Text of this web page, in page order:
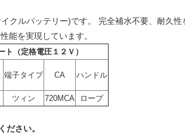
クルバッテリー)です。 完全補水不要、耐久
能を実現しています。
（定格電圧１２Ｖ）
端子タイプ CA
ハンドル
ツィン 720MCA ロープ
ださい。